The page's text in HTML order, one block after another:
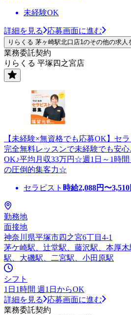
未経験OK
詳細を見る 応募画面に進む
りらくる 茅ヶ崎駅北口店1のその他の求人
業務委託契約
りらくる 平塚四之宮店
【未経験×無資格でも応募OK】セ
完全無料レッスンで未経験でも安
OK♪平均月収33万円☆週1日～1時
の圧倒的集客力☆
セラピスト 時給2,088円〜3,510
勤務地
面接地
神奈川県平塚市四之宮6丁目4-1
茅ケ崎駅、辻堂駅、藤沢駅、本厚
駅、大磯駅、二宮駅、小田原駅
シフト
1日1時間 週1日からOK
詳細を見る
応募画面に進む
業務委託契約